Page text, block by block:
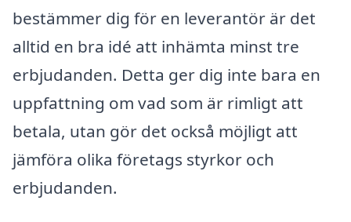
bestämmer dig för en leverantör är det
alltid en bra idé att inhämta minst tre
erbjudanden. Detta ger dig inte bara en
uppfattning om vad som är rimligt att
betala, utan gör det också möjligt att
jämföra olika företags styrkor och
erbjudanden.